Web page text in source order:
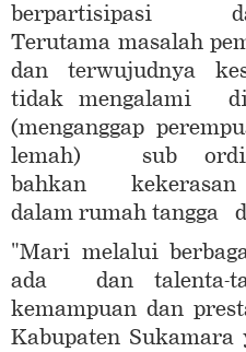
berpartisipasi
Terutama masalah
dan terwujudnya
tidak mengalami
(menganggap
lemah) sub
bahkan kekerasan
dalam rumah tangga
"Mari melalui
ada dan talenta-
kemampuan dan
Kabupaten